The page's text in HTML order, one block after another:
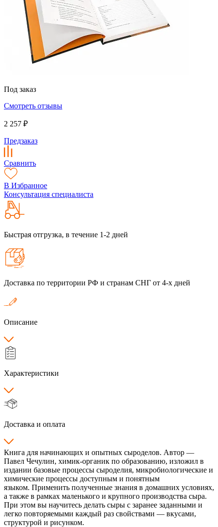
Под заказ
Смотреть отзывы
2 257 ₽
Предзаказ
Сравнить
В Избранное
Консультация специалиста
Быстрая отгрузка, в течение 1-2 дней
Доставка по территории РФ и странам СНГ от 4-х дней
Описание
Характеристики
Доставка и оплата
Книга для начинающих и опытных сыроделов. Автор —
Павел Чечулин, химик-органик по образованию, изложил в
издании базовые процессы сыроделия, микробиологические и
химические процессы доступным и понятным
языком. Применить полученные знания в домашних условиях,
а также в рамках маленького и крупного производства сыра.
При этом вы научитесь делать сыры с заранее заданными и
легко повторяемыми каждый раз свойствами — вкусами,
структурой и рисунком.